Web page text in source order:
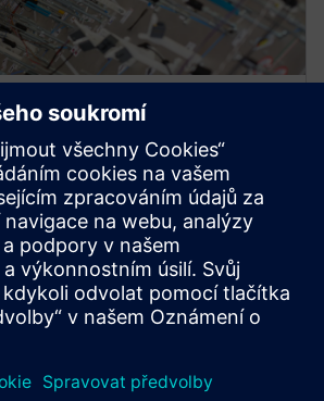
v konstrukci a
svazků
konstrukční a výrobní nástroje pro
využívá společnost Capital.